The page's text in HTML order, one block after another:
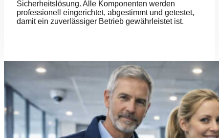
Sicherheitslösung. Alle Komponenten werden
professionell eingerichtet, abgestimmt und getestet,
damit ein zuverlässiger Betrieb gewährleistet ist.